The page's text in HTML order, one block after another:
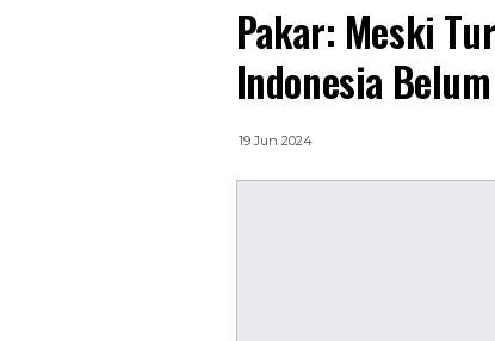
Pakar: Meski
Indonesia
19 Jun 2024